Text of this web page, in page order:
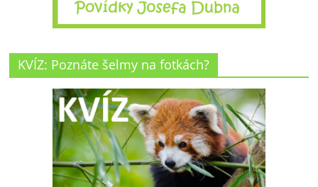
KVÍZ: Poznáte šelmy na fotkách?